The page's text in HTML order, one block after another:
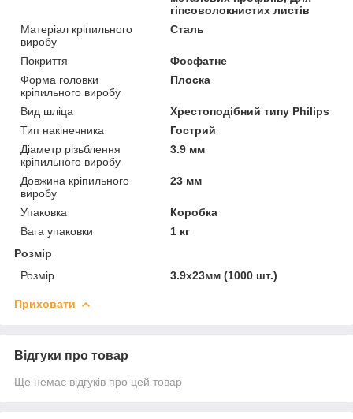
гіпсоволокнистих листів
Матеріал кріпильного
виробу
Сталь
Покриття
Фосфатне
Форма головки
кріпильного виробу
Плоска
Вид шліца
Хрестоподібний типу Philips
Тип накінечника
Гострий
Діаметр різьблення
кріпильного виробу
3.9 мм
Довжина кріпильного
виробу
23 мм
Упаковка
Коробка
Вага упаковки
1 кг
Розмір
Розмір
3.9x23мм (1000 шт.)
Приховати
Відгуки про товар
Ще немає відгуків про цей товар